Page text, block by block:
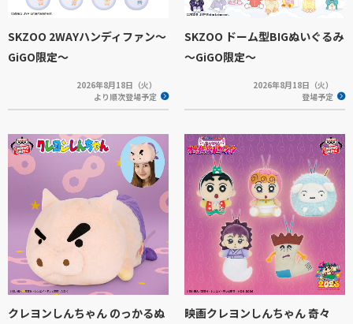
SKZOO 2WAYハンディファン～
GiGO限定～
2026年8月18日（火）
より順次登場予定
SKZOO ドーム型BIGぬいぐるみ
～GiGO限定～
2026年8月18日（火）
登場予定
クレヨンしんちゃん のっかるぬ
映画クレヨンしんちゃん 奇々